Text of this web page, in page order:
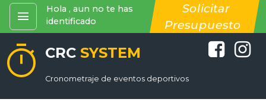
menu
Hola , aun no te has
identificado
Solicitar
Presupuesto
timer CRC SYSTEM
Cronometraje de eventos deportivos